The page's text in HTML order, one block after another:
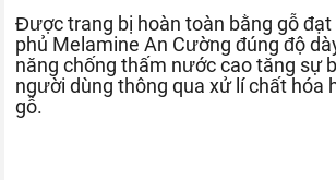
Được trang bị hoàn toàn bằng gỗ đạt
phủ Melamine An Cường đúng độ
năng chống thấm nước cao tăng sự
người dùng thông qua xử lí chất hóa
gỗ.